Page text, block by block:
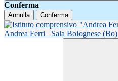
Conferma
Annulla Conferma
Andrea Ferri
Sala Bolognese (Bo)